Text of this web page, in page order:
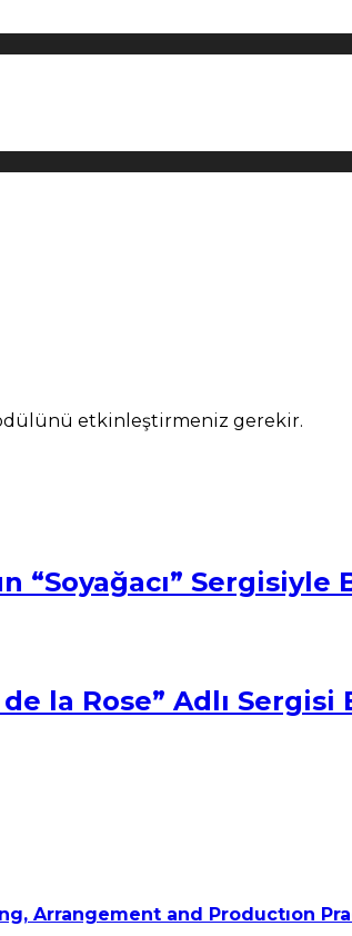
etkinleştirmeniz gerekir.
“Soyağacı” Sergisiyle
la Rose” Adlı Sergisi
Arrangement and Productıon